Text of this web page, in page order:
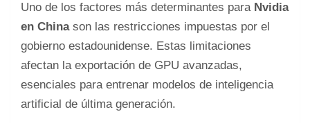
Uno de los factores más determinantes para Nvidia
en Chinason las restricciones impuestas por el
gobierno estadounidense. Estas limitaciones
afectan la exportación de GPU avanzadas,
esenciales para entrenar modelos de inteligencia
artificial de última generación.